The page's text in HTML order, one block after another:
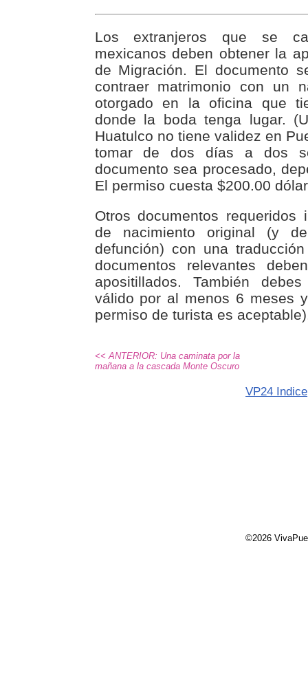
Los extranjeros que se
mexicanos deben obtener la
de Migración. El documento
contraer matrimonio con un
otorgado en la oficina que
donde la boda tenga lugar.
Huatulco no tiene validez en
tomar de dos días a dos
documento sea procesado,
El permiso cuesta $200.00
Otros documentos requeridos
de nacimiento original (y
defunción) con una
documentos relevantes
apositillados. También
válido por al menos 6 meses
permiso de turista es
<< ANTERIOR: Una caminata por la
mañana a la cascada Monte Oscuro
VP24 Indice
©2026